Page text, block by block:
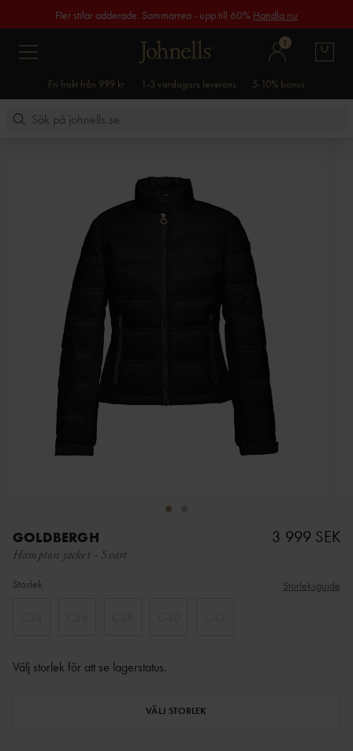
Fler stilar adderade. Sommarrea - upp till 60% Handla nu
1
Fri frakt från 999 kr 1-3 vardagars leverans 5-10% bonus
GOLDBERGH
Hampton jacket - Svart
3 999 SEK
Storlek Storleksguide
Välj storlek för att se lagerstatus.
VÄLJ STORLEK